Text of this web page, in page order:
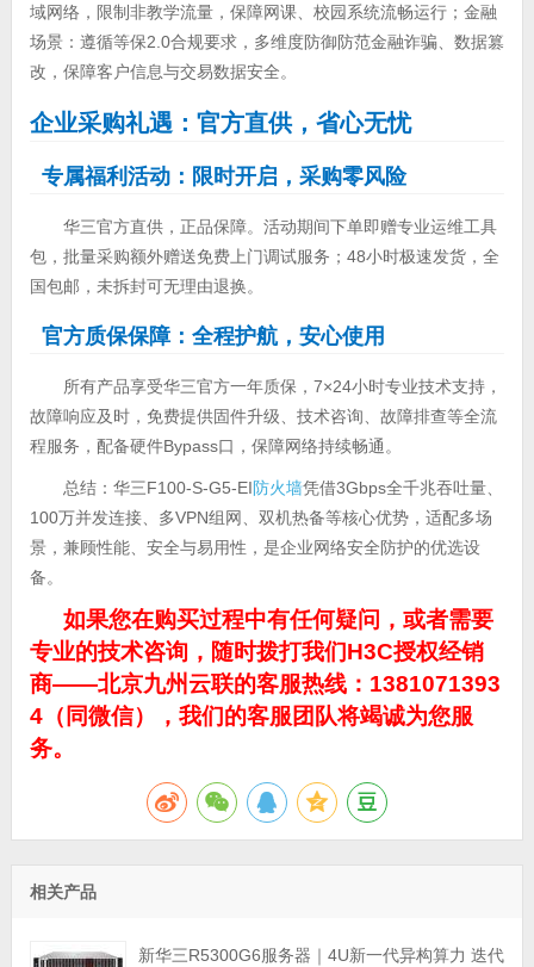
域网络，限制非教学流量，保障网课、校园系统流畅运行；金融
场景：遵循等保2.0合规要求，多维度防御防范金融诈骗、数据篡
改，保障客户信息与交易数据安全。
企业采购礼遇：官方直供，省心无忧
专属福利活动：限时开启，采购零风险
华三官方直供，正品保障。活动期间下单即赠专业运维工具
包，批量采购额外赠送免费上门调试服务；48小时极速发货，全
国包邮，未拆封可无理由退换。
官方质保保障：全程护航，安心使用
所有产品享受华三官方一年质保，7×24小时专业技术支持，
故障响应及时，免费提供固件升级、技术咨询、故障排查等全流
程服务，配备硬件Bypass口，保障网络持续畅通。
总结：华三F100-S-G5-EI防火墙凭借3Gbps全千兆吞吐量、
100万并发连接、多VPN组网、双机热备等核心优势，适配多场
景，兼顾性能、安全与易用性，是企业网络安全防护的优选设
备。
如果您在购买过程中有任何疑问，或者需要
专业的技术咨询，随时拨打我们H3C授权经销
商——北京九州云联的客服热线：1381071393
4（同微信），我们的客服团队将竭诚为您服
务。
相关产品
新华三R5300G6服务器｜4U新一代异构算力 迭代